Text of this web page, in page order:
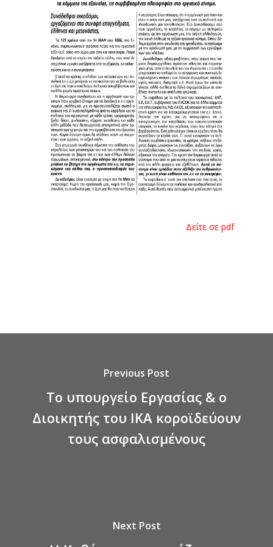
Δείτε σε pdf
Previous Post
Το υπουργείο Εργασίας & ο
Διοικητής του ΙΚΑ κοροϊδεύουν
τους ασφαλισμένους
Next Post